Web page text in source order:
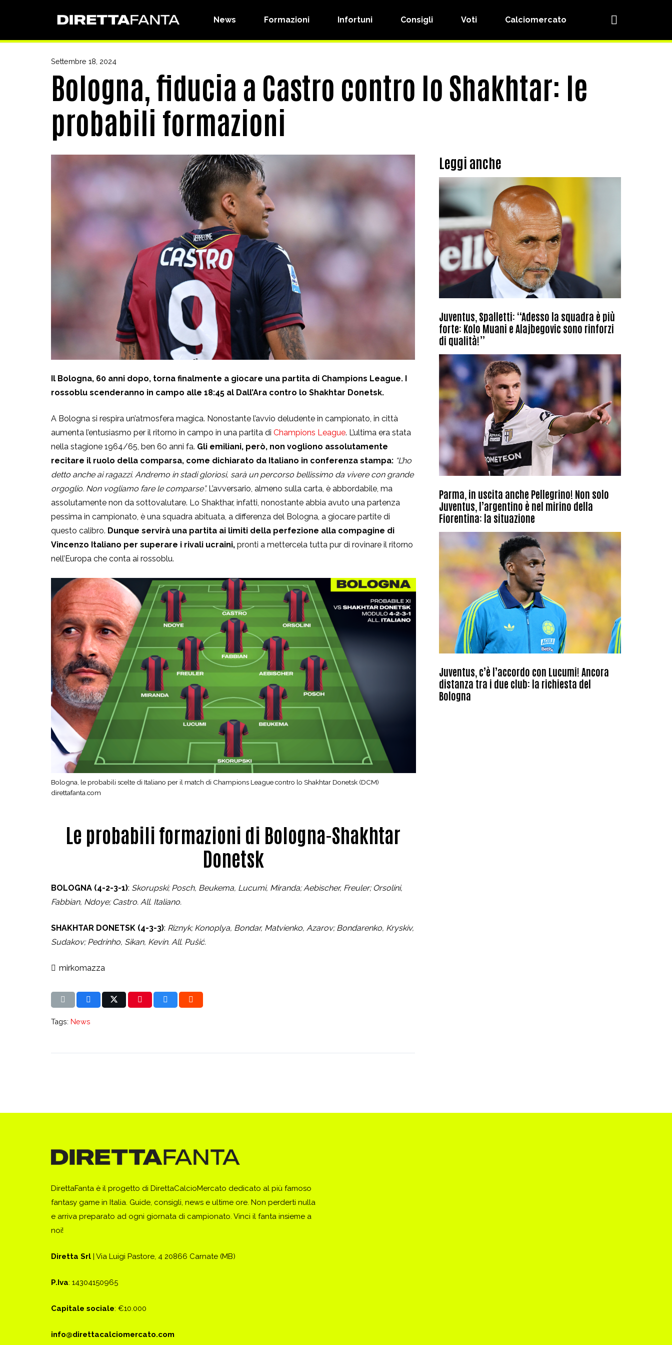
News Formazioni Infortuni Consigli Voti Calciomercato
Settembre 18, 2024
Bologna, fiducia a Castro contro lo Shakhtar: le
probabili formazioni
Il Bologna, 60 anni dopo, torna finalmente a giocare una partita di Champions League. I
rossoblu scenderanno in campo alle 18:45 al Dall’Ara contro lo Shakhtar Donetsk.
A Bologna si respira un’atmosfera magica. Nonostante l’avvio deludente in campionato, in città
aumenta l’entusiasmo per il ritorno in campo in una partita di Champions League. L’ultima era stata
nella stagione 1964/65, ben 60 anni fa. Gli emiliani, però, non vogliono assolutamente
recitare il ruolo della comparsa, come dichiarato da Italiano in conferenza stampa: “L’ho
detto anche ai ragazzi. Andremo in stadi gloriosi, sarà un percorso bellissimo da vivere con grande
orgoglio. Non vogliamo fare le comparse”.L’avversario, almeno sulla carta, è abbordabile, ma
assolutamente non da sottovalutare. Lo Shakthar, infatti, nonostante abbia avuto una partenza
pessima in campionato, è una squadra abituata, a differenza del Bologna, a giocare partite di
questo calibro. Dunque servirà una partita ai limiti della perfezione alla compagine di
Vincenzo Italiano per superare i rivali ucraini, pronti a mettercela tutta pur di rovinare il ritorno
nell’Europa che conta ai rossoblu.
Bologna, le probabili scelte di Italiano per il match di Champions League contro lo Shakhtar Donetsk (DCM)
direttafanta.com
Le probabili formazioni di Bologna-Shakhtar
Donetsk
BOLOGNA (4-2-3-1): Skorupski; Posch, Beukema, Lucumi, Miranda; Aebischer, Freuler; Orsolini,
Fabbian, Ndoye; Castro. All. Italiano.
SHAKHTAR DONETSK (4-3-3): Riznyk; Konoplya, Bondar, Matvienko, Azarov; Bondarenko, Kryskiv,
Sudakov; Pedrinho, Sikan, Kevin. All. Pušić.
mirkomazza
Leggi anche
Juventus, Spalletti: “Adesso la squadra è più
forte: Kolo Muani e Alajbegovic sono rinforzi
di qualità!”
Parma, in uscita anche Pellegrino! Non solo
Juventus, l’argentino è nel mirino della
Fiorentina: la situazione
Juventus, c’è l’accordo con Lucumi! Ancora
distanza tra i due club: la richiesta del
Bologna
Tags: News
DirettaFanta è il progetto di DirettaCalcioMercato dedicato al più famoso
fantasy game in Italia. Guide, consigli, news e ultime ore. Non perderti nulla
e arriva preparato ad ogni giornata di campionato. Vinci il fanta insieme a
noi!
Diretta Srl | Via Luigi Pastore, 4 20866 Carnate (MB)
P.Iva: 14304150965
Capitale sociale: €10.000
info@direttacalciomercato.com